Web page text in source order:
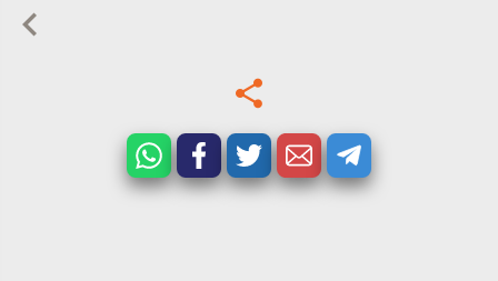
keyboard_arrow_left
share